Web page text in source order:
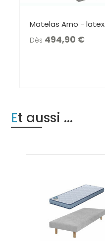
Matelas Arno - latex
Dès 494,90
Et aussi ...